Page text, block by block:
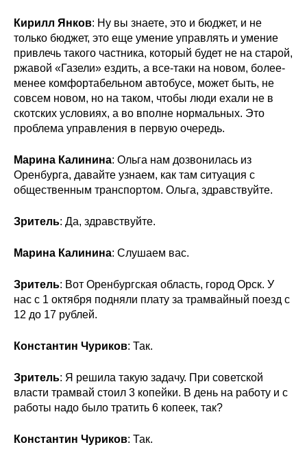
Кирилл Янков: Ну вы знаете, это и бюджет, и не
только бюджет, это еще умение управлять и умение
привлечь такого частника, который будет не на старой,
ржавой «Газели» ездить, а все-таки на новом, более-
менее комфортабельном автобусе, может быть, не
совсем новом, но на таком, чтобы люди ехали не в
скотских условиях, а во вполне нормальных. Это
проблема управления в первую очередь.
Марина Калинина: Ольга нам дозвонилась из
Оренбурга, давайте узнаем, как там ситуация с
общественным транспортом. Ольга, здравствуйте.
Зритель: Да, здравствуйте.
Марина Калинина: Слушаем вас.
Зритель: Вот Оренбургская область, город Орск. У
нас с 1 октября подняли плату за трамвайный поезд с
12 до 17 рублей.
Константин Чуриков: Так.
Зритель: Я решила такую задачу. При советской
власти трамвай стоил 3 копейки. В день на работу и с
работы надо было тратить 6 копеек, так?
Константин Чуриков: Так.